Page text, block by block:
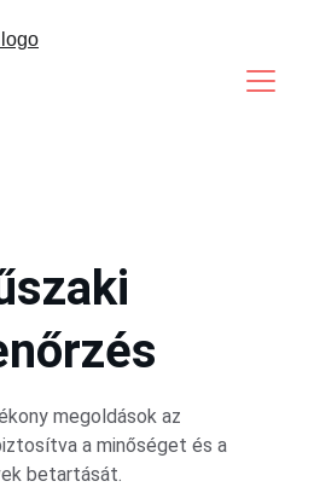
megoldások az
a minőséget és a
betartását.